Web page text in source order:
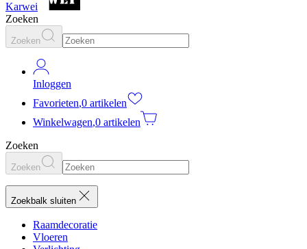
Karwei
Zoeken
Zoeken
Inloggen
Favorieten,0 artikelen
Winkelwagen,0 artikelen
Zoeken
Zoeken
Zoekbalk sluiten
Raamdecoratie
Vloeren